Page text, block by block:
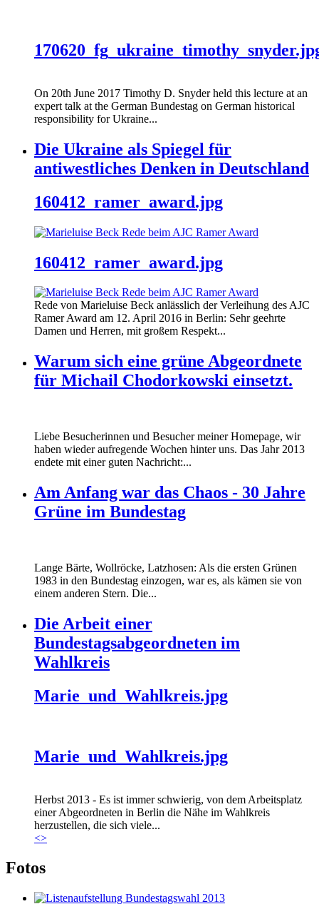
On 20th June 2017 Timothy D. Snyder held this lecture at an
expert talk at the German Bundestag on German historical
responsibility for Ukraine...
Die Ukraine als Spiegel für
antiwestliches Denken in Deutschland
160412_ramer_award.jpg
160412_ramer_award.jpg
Rede von Marieluise Beck anlässlich der Verleihung des AJC
Ramer Award am 12. April 2016 in Berlin: Sehr geehrte
Damen und Herren, mit großem Respekt...
Warum sich eine grüne Abgeordnete
für Michail Chodorkowski einsetzt.
Liebe Besucherinnen und Besucher meiner Homepage, wir
haben wieder aufregende Wochen hinter uns. Das Jahr 2013
endete mit einer guten Nachricht:...
Am Anfang war das Chaos - 30 Jahre
Grüne im Bundestag
Lange Bärte, Wollröcke, Latzhosen: Als die ersten Grünen
1983 in den Bundestag einzogen, war es, als kämen sie von
einem anderen Stern. Die...
Die Arbeit einer
Bundestagsabgeordneten im
Wahlkreis
Marie_und_Wahlkreis.jpg
Marie_und_Wahlkreis.jpg
Herbst 2013 - Es ist immer schwierig, von dem Arbeitsplatz
einer Abgeordneten in Berlin die Nähe im Wahlkreis
herzustellen, die sich viele...
<>
Fotos